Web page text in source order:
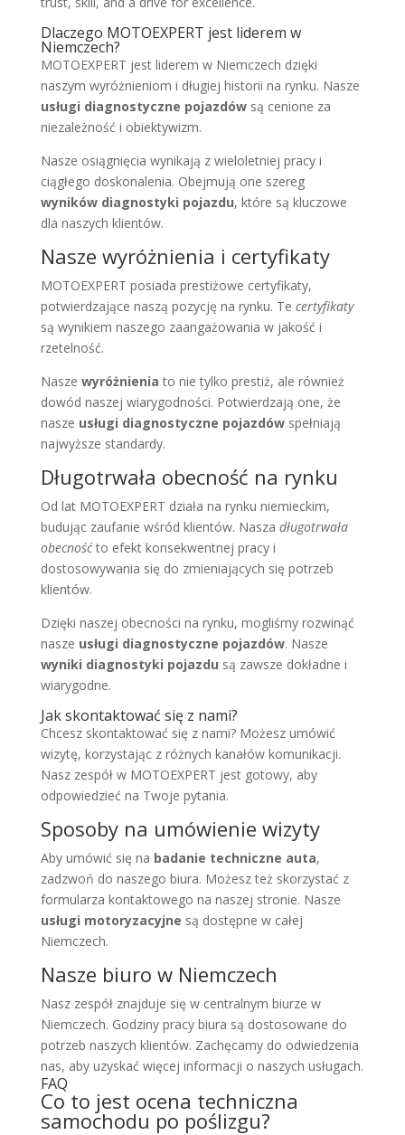
Dlaczego MOTOEXPERT jest liderem w
Niemczech?
MOTOEXPERT jest liderem w Niemczech dzięki
naszym wyróżnieniom i długiej historii na rynku. Nasze
usługi diagnostyczne pojazdówsą cenione za
niezależność i obiektywizm.
Nasze osiągnięcia wynikają z wieloletniej pracy i
ciągłego doskonalenia. Obejmują one szereg
wyników diagnostyki pojazdu, które są kluczowe
dla naszych klientów.
Nasze wyróżnienia i certyfikaty
MOTOEXPERT posiada prestiżowe certyfikaty,
potwierdzające naszą pozycję na rynku. Te certyfikaty
są wynikiem naszego zaangażowania w jakość i
rzetelność.
Nasze wyróżnienia to nie tylko prestiż, ale również
dowód naszej wiarygodności. Potwierdzają one, że
nasze usługi diagnostyczne pojazdówspełniają
najwyższe standardy.
Długotrwała obecność na rynku
Od lat MOTOEXPERT działa na rynku niemieckim,
budując zaufanie wśród klientów. Nasza długotrwała
obecnośćto efekt konsekwentnej pracy i
dostosowywania się do zmieniających się potrzeb
klientów.
Dzięki naszej obecności na rynku, mogliśmy rozwinąć
nasze usługi diagnostyczne pojazdów. Nasze
wyniki diagnostyki pojazdu są zawsze dokładne i
wiarygodne.
Jak skontaktować się z nami?
Chcesz skontaktować się z nami? Możesz umówić
wizytę, korzystając z różnych kanałów komunikacji.
Nasz zespół w MOTOEXPERT jest gotowy, aby
odpowiedzieć na Twoje pytania.
Sposoby na umówienie wizyty
Aby umówić się na badanie techniczne auta,
zadzwoń do naszego biura. Możesz też skorzystać z
formularza kontaktowego na naszej stronie. Nasze
usługi motoryzacyjne są dostępne w całej
Niemczech.
Nasze biuro w Niemczech
Nasz zespół znajduje się w centralnym biurze w
Niemczech. Godziny pracy biura są dostosowane do
potrzeb naszych klientów. Zachęcamy do odwiedzenia
nas, aby uzyskać więcej informacji o naszych usługach.
FAQ
Co to jest ocena techniczna
samochodu po poślizgu?